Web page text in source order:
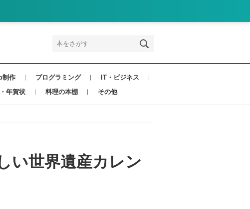
制作 プログラミング
IT・ビジネス
年賀状 料理の本棚 その他
い世界遺産カレン